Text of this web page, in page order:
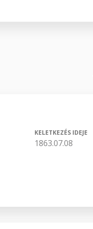
KELETKEZÉS IDEJE
1863.07.08